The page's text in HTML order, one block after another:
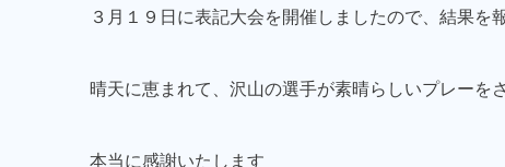
３月１９日に表記大会を開催しましたので、結果を
晴天に恵まれて、沢山の選手が素晴らしいプレーを
本当に感謝いたします